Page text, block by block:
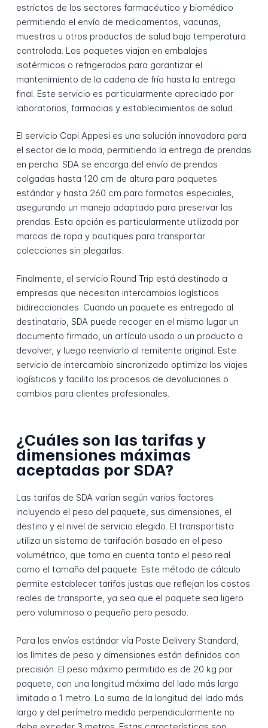
estrictos de los sectores farmacéutico y biomédico
permitiendo el envío de medicamentos, vacunas,
muestras u otros productos de salud bajo temperatura
controlada. Los paquetes viajan en embalajes
isotérmicos o refrigerados para garantizar el
mantenimiento de la cadena de frío hasta la entrega
final. Este servicio es particularmente apreciado por
laboratorios, farmacias y establecimientos de salud.
El servicio Capi Appesi es una solución innovadora para
el sector de la moda, permitiendo la entrega de prendas
en percha. SDA se encarga del envío de prendas
colgadas hasta 120 cm de altura para paquetes
estándar y hasta 260 cm para formatos especiales,
asegurando un manejo adaptado para preservar las
prendas. Esta opción es particularmente utilizada por
marcas de ropa y boutiques para transportar
colecciones sin plegarlas.
Finalmente, el servicio Round Trip está destinado a
empresas que necesitan intercambios logísticos
bidireccionales. Cuando un paquete es entregado al
destinatario, SDA puede recoger en el mismo lugar un
documento firmado, un artículo usado o un producto a
devolver, y luego reenviarlo al remitente original. Este
servicio de intercambio sincronizado optimiza los viajes
logísticos y facilita los procesos de devoluciones o
cambios para clientes profesionales.
¿Cuáles son las tarifas y
dimensiones máximas
aceptadas por SDA?
Las tarifas de SDA varían según varios factores
incluyendo el peso del paquete, sus dimensiones, el
destino y el nivel de servicio elegido. El transportista
utiliza un sistema de tarifación basado en el peso
volumétrico, que toma en cuenta tanto el peso real
como el tamaño del paquete. Este método de cálculo
permite establecer tarifas justas que reflejan los costos
reales de transporte, ya sea que el paquete sea ligero
pero voluminoso o pequeño pero pesado.
Para los envíos estándar vía Poste Delivery Standard,
los límites de peso y dimensiones están definidos con
precisión. El peso máximo permitido es de 20 kg por
paquete, con una longitud máxima del lado más largo
limitada a 1 metro. La suma de la longitud del lado más
largo y del perímetro medido perpendicularmente no